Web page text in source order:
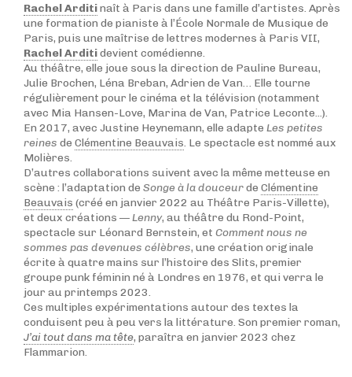
Rachel Arditinaît à Paris dans une famille d’artistes. Après
une formation de pianiste à l’École Normale de Musique de
Paris, puis une maîtrise de lettres modernes à Paris VII,
Rachel Arditidevient comédienne.
Au théâtre, elle joue sous la direction de Pauline Bureau,
Julie Brochen, Léna Breban, Adrien de Van… Elle tourne
régulièrement pour le cinéma et la télévision (notamment
avec Mia Hansen-Love, Marina de Van, Patrice Leconte...).
En 2017, avec Justine Heynemann, elle adapte Les petites
reines de Clémentine Beauvais. Le spectacle est nommé aux
Molières.
D’autres collaborations suivent avec la même metteuse en
scène : l’adaptation de Songe à la douceurde Clémentine
Beauvais (créé en janvier 2022 au Théâtre Paris-Villette),
et deux créations —Lenny, au théâtre du Rond-Point,
spectacle sur Léonard Bernstein, et Comment nous ne
sommes pas devenues célèbres, une création originale
écrite à quatre mains sur l’histoire des Slits, premier
groupe punk féminin né à Londres en 1976, et qui verra le
jour au printemps 2023.
Ces multiples expérimentations autour des textes la
conduisent peu à peu vers la littérature. Son premier roman,
J’ai tout dans ma tête, paraîtra en janvier 2023 chez
Flammarion.